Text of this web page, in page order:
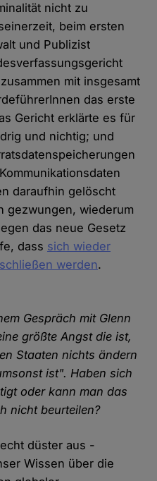
nicht zu
beim ersten
und Publizist
mit insgesamt
das erste
Gericht erklärte es für
und nichtig; und
daraufhin gelöscht
gezwungen, wiederum
das neue Gesetz
dass sich wieder
werden.
Gespräch mit Glenn
größte Angst die ist,
Staaten nichts ändern
ist". Haben sich
oder kann man das
nicht beurteilen?
düster aus -
Wissen über die